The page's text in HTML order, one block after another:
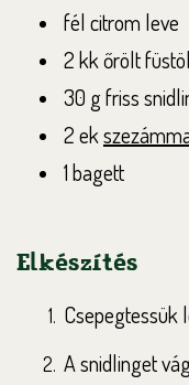
fél citrom leve
2 kk őrölt
30 g friss
2 ek
1 bagett
Elkészítés
Csepegtessük
A snidlinget